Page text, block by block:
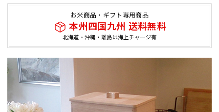
お米商品・ギフト専用商品
本州四国九州 送料無料
北海道・沖縄・離島は海上チャージ有